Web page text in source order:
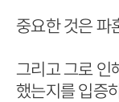
중요한 것은 파
그리고 그로 인
했는지를 입증